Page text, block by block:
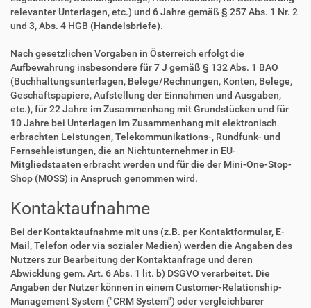
relevanter Unterlagen, etc.) und 6 Jahre gemäß § 257 Abs. 1 Nr. 2
und 3, Abs. 4 HGB (Handelsbriefe).
Nach gesetzlichen Vorgaben in Österreich erfolgt die
Aufbewahrung insbesondere für 7 J gemäß § 132 Abs. 1 BAO
(Buchhaltungsunterlagen, Belege/Rechnungen, Konten, Belege,
Geschäftspapiere, Aufstellung der Einnahmen und Ausgaben,
etc.), für 22 Jahre im Zusammenhang mit Grundstücken und für
10 Jahre bei Unterlagen im Zusammenhang mit elektronisch
erbrachten Leistungen, Telekommunikations-, Rundfunk- und
Fernsehleistungen, die an Nichtunternehmer in EU-
Mitgliedstaaten erbracht werden und für die der Mini-One-Stop-
Shop (MOSS) in Anspruch genommen wird.
Kontaktaufnahme
Bei der Kontaktaufnahme mit uns (z.B. per Kontaktformular, E-
Mail, Telefon oder via sozialer Medien) werden die Angaben des
Nutzers zur Bearbeitung der Kontaktanfrage und deren
Abwicklung gem. Art. 6 Abs. 1 lit. b) DSGVO verarbeitet. Die
Angaben der Nutzer können in einem Customer-Relationship-
Management System ("CRM System") oder vergleichbarer